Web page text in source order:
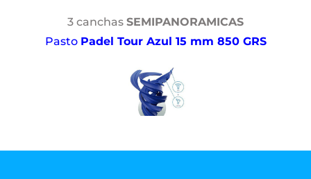
3 canchas SEMIPANORAMICAS
Pasto Padel Tour Azul 15 mm 850 GRS